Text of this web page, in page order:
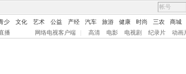
少 文化 艺术 公益 产经 汽车 旅游 健康 时尚 三农 商城
播 网络电视客户端 高清 电影 电视剧 纪录片 动画